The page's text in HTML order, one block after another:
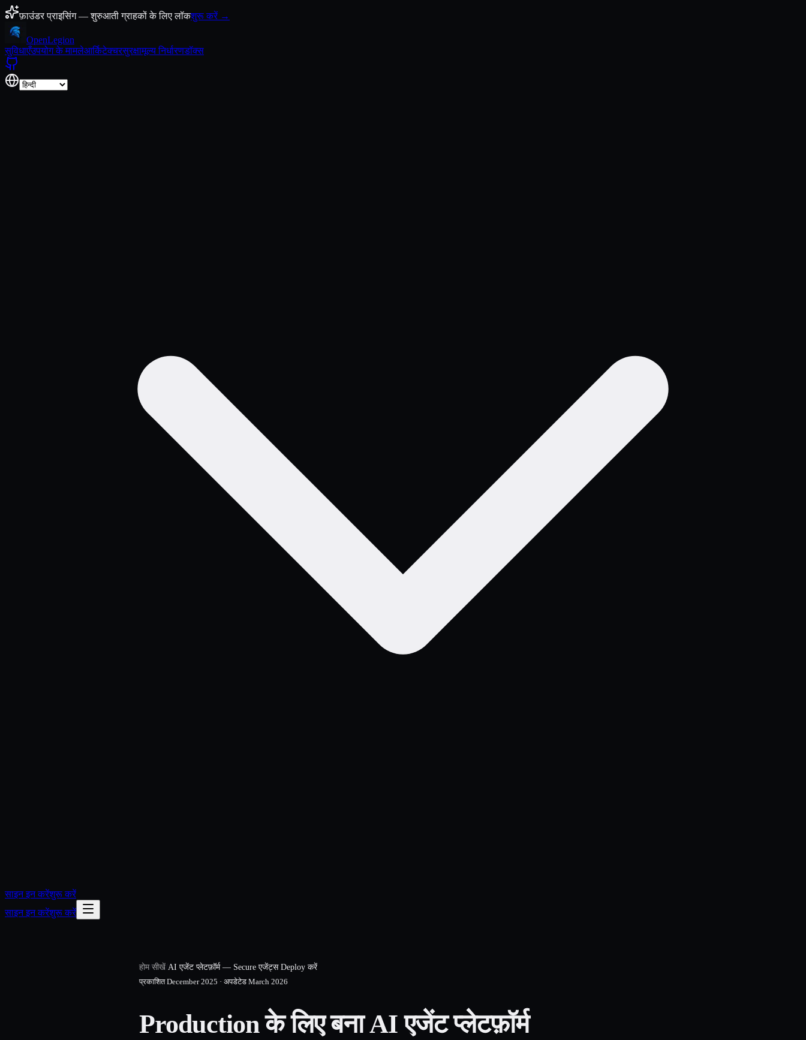
कंटेंट पर जाएँ
फ़ाउंडर प्राइसिंग — शुरुआती ग्राहकों के लिए लॉकशुरू करें →
OpenLegion
सुविधाएँउपयोग के मामलेआर्किटेक्चरसुरक्षामूल्य निर्धारणडॉक्स
साइन इन करेंशुरू करें
साइन इन करेंशुरू करें
होम/सीखें/AI एजेंट प्लेटफ़ॉर्म — Secure एजेंट्स Deploy करें
प्रकाशितDecember 2025 · अपडेटेड March 2026
Production के लिए बना AI एजेंट प्लेटफ़ॉर्म